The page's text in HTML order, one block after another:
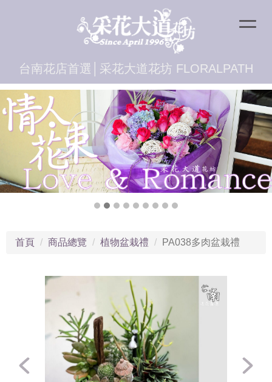
台南花店首選│采花大道花坊 FLORALPATH
首頁 商品總覽 植物盆栽禮 PA038多肉盆栽禮